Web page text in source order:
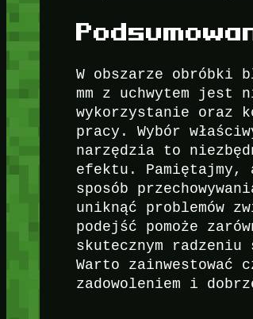
W obszarze obróbki
mm z uchwytem jest
wykorzystanie oraz
pracy. Wybór
narzędzia to
efektu. Pamiętajmy,
sposób
uniknąć problemów
podejść pomoże
skutecznym
Warto zainwestować
zadowoleniem i